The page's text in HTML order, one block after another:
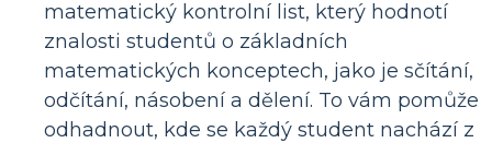
matematický kontrolní list, který hodnotí
znalosti studentů o základních
matematických konceptech, jako je sčítání,
odčítání, násobení a dělení. To vám pomůže
odhadnout, kde se každý student nachází z